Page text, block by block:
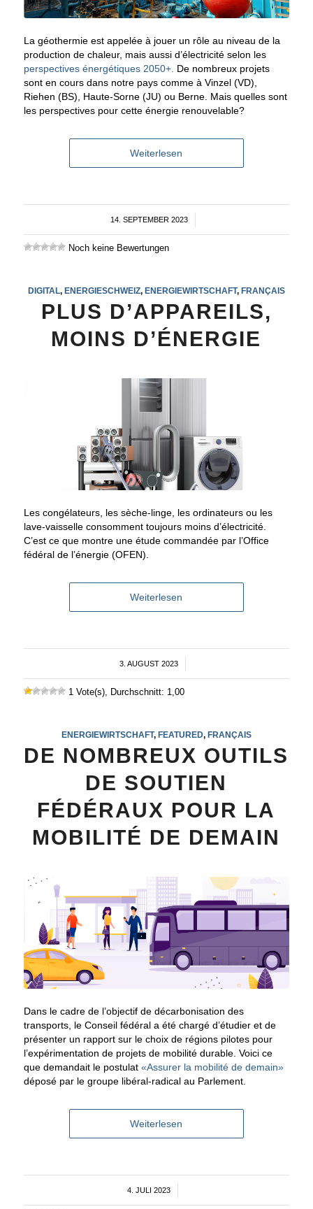
La géothermie est appelée à jouer un rôle au niveau de la
production de chaleur, mais aussi d’électricité selon les
perspectives énergétiques 2050+. De nombreux projets
sont en cours dans notre pays comme à Vinzel (VD),
Riehen (BS), Haute-Sorne (JU) ou Berne. Mais quelles sont
les perspectives pour cette énergie renouvelable?
Weiterlesen
14. SEPTEMBER 2023
/
Noch keine Bewertungen
DIGITAL, ENERGIESCHWEIZ, ENERGIEWIRTSCHAFT, FRANÇAIS
PLUS D’APPAREILS,
MOINS D’ÉNERGIE
Les congélateurs, les sèche-linge, les ordinateurs ou les
lave-vaisselle consomment toujours moins d’électricité.
C’est ce que montre une étude commandée par l’Office
fédéral de l’énergie (OFEN).
Weiterlesen
3. AUGUST 2023
/
1 Vote(s), Durchschnitt: 1,00
ENERGIEWIRTSCHAFT, FEATURED, FRANÇAIS
DE NOMBREUX OUTILS
DE SOUTIEN
FÉDÉRAUX POUR LA
MOBILITÉ DE DEMAIN
Dans le cadre de l’objectif de décarbonisation des
transports, le Conseil fédéral a été chargé d’étudier et de
présenter un rapport sur le choix de régions pilotes pour
l’expérimentation de projets de mobilité durable. Voici ce
que demandait le postulat «Assurer la mobilité de demain»
déposé par le groupe libéral-radical au Parlement.
Weiterlesen
4. JULI 2023